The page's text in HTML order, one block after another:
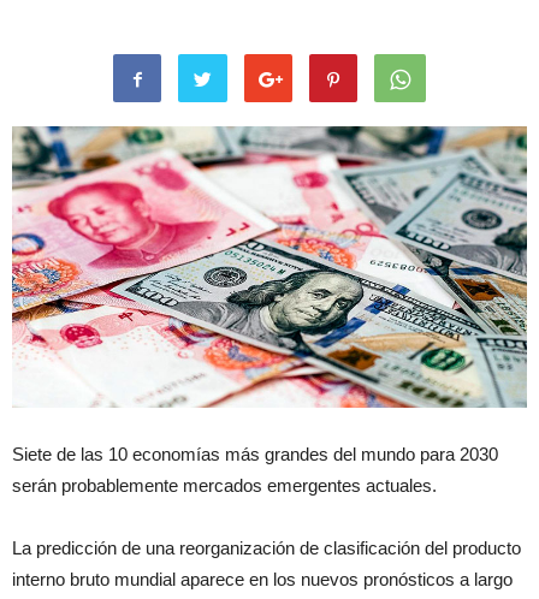
Siete de las 10 economías más grandes del mundo para 2030
serán probablemente mercados emergentes actuales.
La predicción de una reorganización de clasificación del producto
interno bruto mundial aparece en los nuevos pronósticos a largo